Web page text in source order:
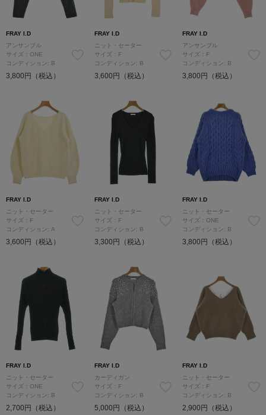
FRAY I.D
アンサンブル
サイズ：ONE
コンディション: B
3,800円（税込）
FRAY I.D
ニット・セーター
サイズ：F
コンディション: B
3,600円（税込）
FRAY I.D
アンサンブル
サイズ：F
コンディション: B
3,800円（税込）
FRAY I.D
ニット・セーター
サイズ：F
コンディション: A
3,600円（税込）
FRAY I.D
ニット・セーター
サイズ：F
コンディション: B
3,300円（税込）
FRAY I.D
ニット・セーター
サイズ：ONE
コンディション: B
3,800円（税込）
FRAY I.D
ニット・セーター
サイズ：ONE
コンディション: B
2,700円（税込）
FRAY I.D
カーディガン
サイズ：F
コンディション: B
5,000円（税込）
FRAY I.D
ニット・セーター
サイズ：F
コンディション: B
2,900円（税込）